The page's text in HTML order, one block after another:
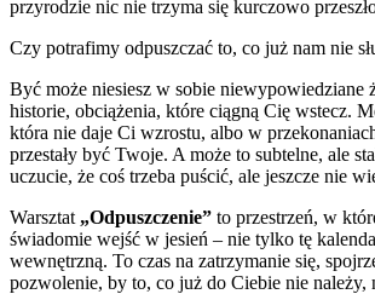
przyrodzie nic nie trzyma się kurczowo
Czy potrafimy odpuszczać to, co już nam nie
Być może niesiesz w sobie niewypowiedziane
historie, obciążenia, które ciągną Cię wstecz.
która nie daje Ci wzrostu, albo w
przestały być Twoje. A może to subtelne, ale
uczucie, że coś trzeba puścić, ale jeszcze nie
Warsztat „Odpuszczenie” to przestrzeń, w
świadomie wejść w jesień – nie tylko tę
wewnętrzną. To czas na zatrzymanie się,
pozwolenie, by to, co już do Ciebie nie należy,